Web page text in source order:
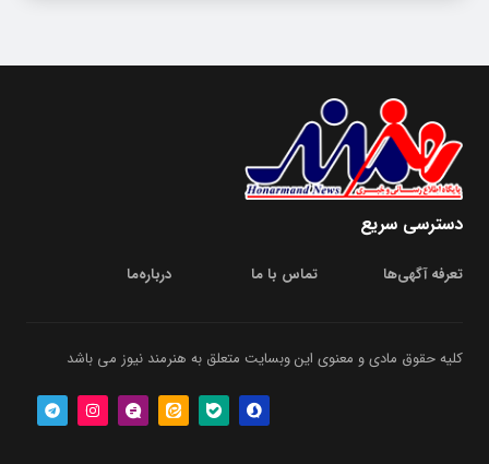
دسترسی سریع
تعرفه آگهی‌ها تماس با ما درباره‌‌ما
کلیه حقوق مادی و معنوی این وبسایت متعلق به هنرمند نیوز می باشد